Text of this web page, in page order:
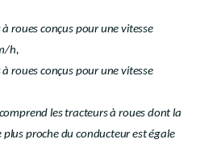
roues conçus pour une vitesse
h,
roues conçus pour une vitesse
les tracteurs à roues dont la
plus proche du conducteur est égale